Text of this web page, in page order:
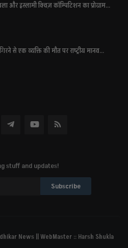
और इस्लामी क्विज़ कॉम्पिटिशन का प्रोग्राम...
से एक व्यक्ति की मौत पर राष्ट्रीय मानव...
stuff and updates!
Subscribe
News || WebMaster :: Harsh Shukla